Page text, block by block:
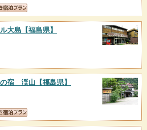
大島 【福島県】
宿 渓山 【福島県】